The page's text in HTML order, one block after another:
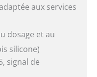
aux services
dosage et au
silicone)
signal de